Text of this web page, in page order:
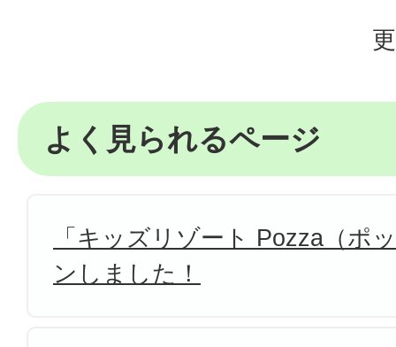
よく見られるページ
「キッズリゾート Pozza（ポ
ンしました！